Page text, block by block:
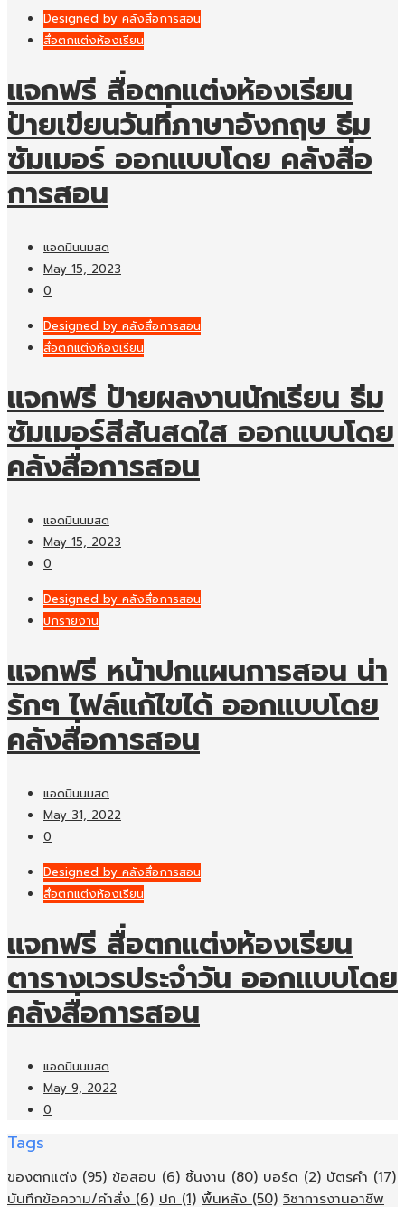
Designed by คลังสื่อการสอน
สื่อตกแต่งห้องเรียน
แจกฟรี สื่อตกแต่งห้องเรียน
ป้ายเขียนวันที่ภาษาอังกฤษ ธีม
ซัมเมอร์ ออกแบบโดย คลังสื่อ
การสอน
แอดมินนมสด
May 15, 2023
0
Designed by คลังสื่อการสอน
สื่อตกแต่งห้องเรียน
แจกฟรี ป้ายผลงานนักเรียน ธีม
ซัมเมอร์สีสันสดใส ออกแบบโดย
คลังสื่อการสอน
แอดมินนมสด
May 15, 2023
0
Designed by คลังสื่อการสอน
ปกรายงาน
แจกฟรี หน้าปกแผนการสอน น่า
รักๆ ไฟล์แก้ไขได้ ออกแบบโดย
คลังสื่อการสอน
แอดมินนมสด
May 31, 2022
0
Designed by คลังสื่อการสอน
สื่อตกแต่งห้องเรียน
แจกฟรี สื่อตกแต่งห้องเรียน
ตารางเวรประจำวัน ออกแบบโดย
คลังสื่อการสอน
แอดมินนมสด
May 9, 2022
0
Tags
ของตกแต่ง (95) ข้อสอบ (6) ชิ้นงาน (80) บอร์ด (2) บัตรคำ (17)
บันทึกข้อความ/คำสั่ง (6) ปก (1) พื้นหลัง (50) วิชาการงานอาชีพ